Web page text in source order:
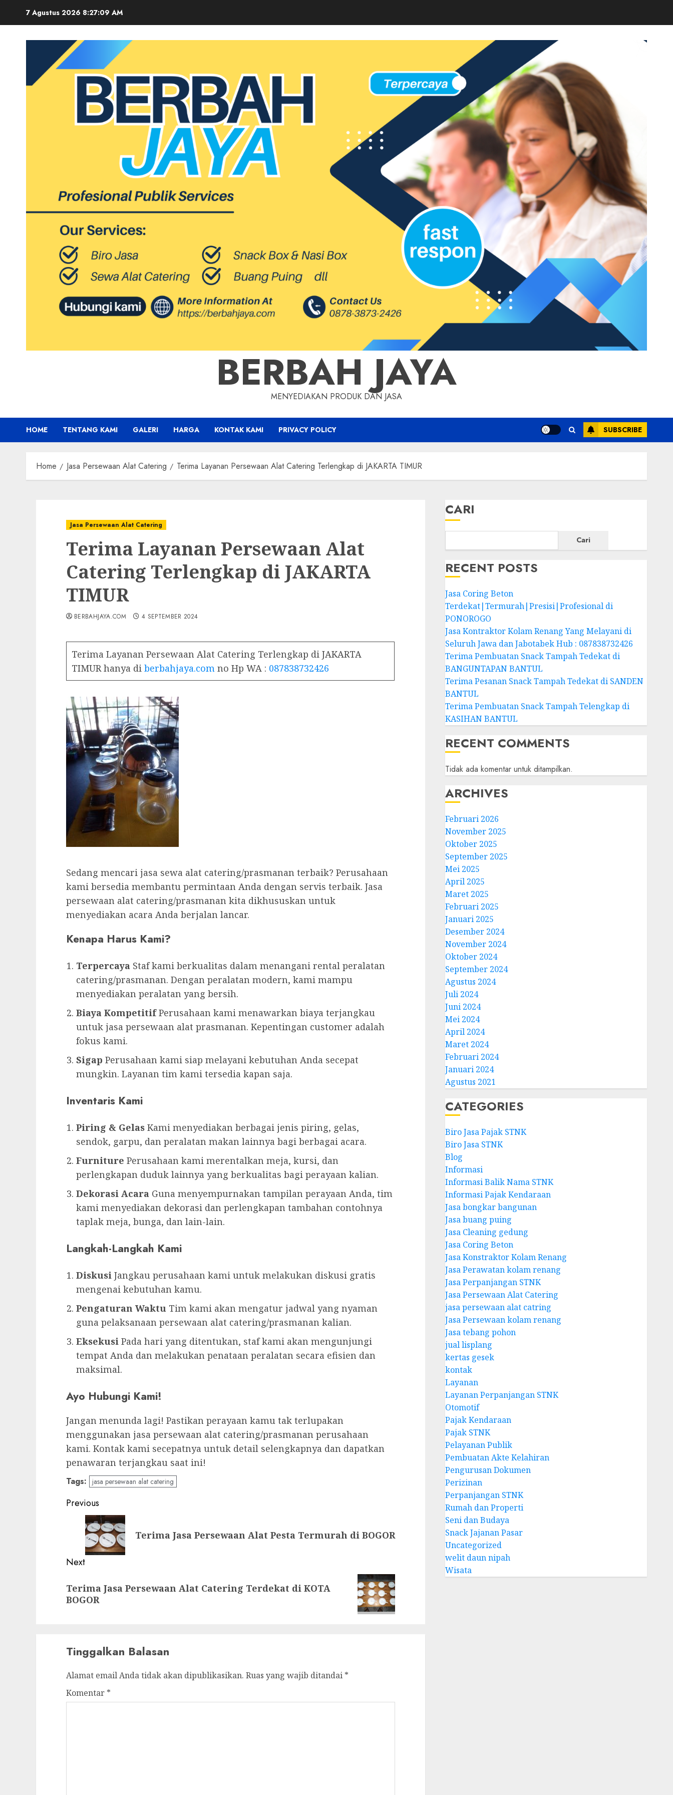
7 Agustus 2026 8:27:10 AM
BERBAH JAYA
MENYEDIAKAN PRODUK DAN JASA
HOME TENTANG KAMI GALERI HARGA KONTAK KAMI PRIVACY POLICY SUBSCRIBE
Home Jasa Persewaan Alat Catering Terima Layanan Persewaan Alat Catering Terlengkap di JAKARTA TIMUR
Jasa Persewaan Alat Catering
Terima Layanan Persewaan Alat
Catering Terlengkap di JAKARTA
TIMUR
BERBAHJAYA.COM 4 SEPTEMBER 2024
Terima Layanan Persewaan Alat Catering Terlengkap di JAKARTA
TIMUR hanya di berbahjaya.com no Hp WA : 087838732426
Sedang mencari jasa sewa alat catering/prasmanan terbaik? Perusahaan
kami bersedia membantu permintaan Anda dengan servis terbaik. Jasa
persewaan alat catering/prasmanan kita dikhususkan untuk
menyediakan acara Anda berjalan lancar.
Kenapa Harus Kami?
Terpercaya Staf kami berkualitas dalam menangani rental peralatan
catering/prasmanan. Dengan peralatan modern, kami mampu
menyediakan peralatan yang bersih.
Biaya KompetitifPerusahaan kami menawarkan biaya terjangkau
untuk jasa persewaan alat prasmanan. Kepentingan customer adalah
fokus kami.
Sigap Perusahaan kami siap melayani kebutuhan Anda secepat
mungkin. Layanan tim kami tersedia kapan saja.
Inventaris Kami
Piring & Gelas Kami menyediakan berbagai jenis piring, gelas,
sendok, garpu, dan peralatan makan lainnya bagi berbagai acara.
Furniture Perusahaan kami merentalkan meja, kursi, dan
perlengkapan duduk lainnya yang berkualitas bagi perayaan kalian.
Dekorasi Acara Guna menyempurnakan tampilan perayaan Anda, tim
kami menyediakan dekorasi dan perlengkapan tambahan contohnya
taplak meja, bunga, dan lain-lain.
Langkah-Langkah Kami
Diskusi Jangkau perusahaan kami untuk melakukan diskusi gratis
mengenai kebutuhan kamu.
Pengaturan Waktu Tim kami akan mengatur jadwal yang nyaman
guna pelaksanaan persewaan alat catering/prasmanan kalian.
Eksekusi Pada hari yang ditentukan, staf kami akan mengunjungi
tempat Anda dan melakukan penataan peralatan secara efisien dan
maksimal.
Ayo Hubungi Kami!
Jangan menunda lagi! Pastikan perayaan kamu tak terlupakan
menggunakan jasa persewaan alat catering/prasmanan perusahaan
kami. Kontak kami secepatnya untuk detail selengkapnya dan dapatkan
penawaran terjangkau saat ini!
Tags: jasa persewaan alat catering
Post
navigation
Previous
Previous
post:
Terima Jasa Persewaan Alat Pesta Termurah di BOGOR
Next
post:
Terima Jasa Persewaan Alat Catering Terdekat di KOTA
BOGOR
Tinggalkan Balasan
Alamat email Anda tidak akan dipublikasikan. Ruas yang wajib ditandai *
Komentar *
CARI
Cari
RECENT POSTS
Jasa Coring Beton
Terdekat|Termurah|Presisi|Profesional di
PONOROGO
Jasa Kontraktor Kolam Renang Yang Melayani di
Seluruh Jawa dan Jabotabek Hub : 087838732426
Terima Pembuatan Snack Tampah Tedekat di
BANGUNTAPAN BANTUL
Terima Pesanan Snack Tampah Tedekat di SANDEN
BANTUL
Terima Pembuatan Snack Tampah Telengkap di
KASIHAN BANTUL
RECENT COMMENTS
Tidak ada komentar untuk ditampilkan.
ARCHIVES
Februari 2026
November 2025
Oktober 2025
September 2025
Mei 2025
April 2025
Maret 2025
Februari 2025
Januari 2025
Desember 2024
November 2024
Oktober 2024
September 2024
Agustus 2024
Juli 2024
Juni 2024
Mei 2024
April 2024
Maret 2024
Februari 2024
Januari 2024
Agustus 2021
CATEGORIES
Biro Jasa Pajak STNK
Biro Jasa STNK
Blog
Informasi
Informasi Balik Nama STNK
Informasi Pajak Kendaraan
Jasa bongkar bangunan
Jasa buang puing
Jasa Cleaning gedung
Jasa Coring Beton
Jasa Konstraktor Kolam Renang
Jasa Perawatan kolam renang
Jasa Perpanjangan STNK
Jasa Persewaan Alat Catering
jasa persewaan alat catring
Jasa Persewaan kolam renang
Jasa tebang pohon
jual lisplang
kertas gesek
kontak
Layanan
Layanan Perpanjangan STNK
Otomotif
Pajak Kendaraan
Pajak STNK
Pelayanan Publik
Pembuatan Akte Kelahiran
Pengurusan Dokumen
Perizinan
Perpanjangan STNK
Rumah dan Properti
Seni dan Budaya
Snack Jajanan Pasar
Uncategorized
welit daun nipah
Wisata